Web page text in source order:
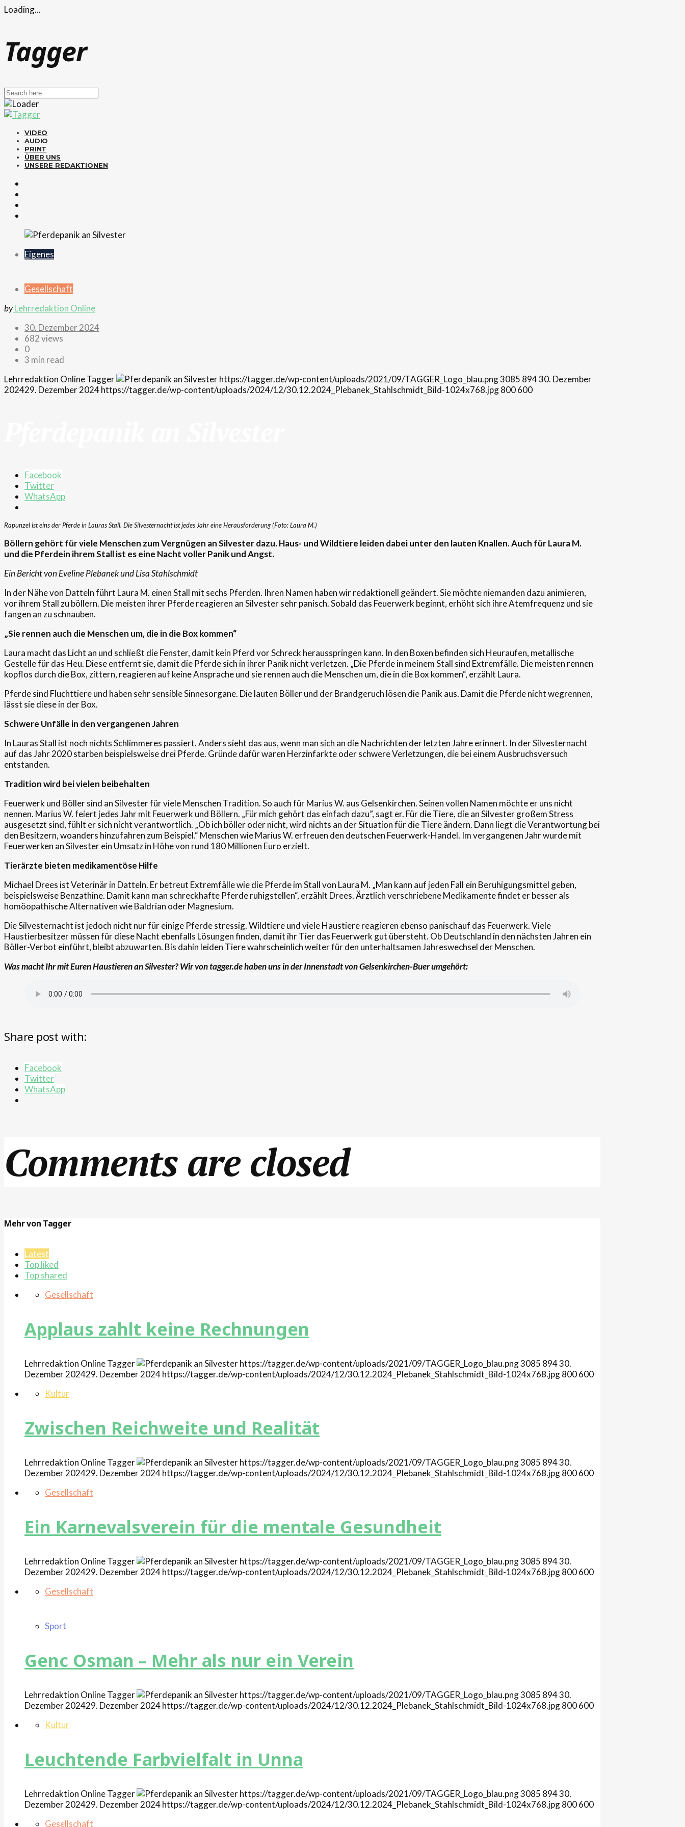
Loading...
Tagger
VIDEO
AUDIO
PRINT
ÜBER UNS
UNSERE REDAKTIONEN
Eigenes
Gesellschaft
byLehrredaktion Online
30. Dezember 2024
682 views
0
3 min read
Lehrredaktion OnlineTagger https://tagger.de/wp-content/uploads/2021/09/TAGGER_Logo_blau.png3085 89430. Dezember
202429. Dezember 2024https://tagger.de/wp-content/uploads/2024/12/30.12.2024_Plebanek_Stahlschmidt_Bild-1024x768.jpg800600
Facebook
Twitter
WhatsApp
Rapunzel ist eins der Pferde in Lauras Stall. Die Silvesternacht ist jedes Jahr eine Herausforderung (Foto: Laura M.)
Böllern gehört für viele Menschen zum Vergnügen anSilvester dazu. Haus- und Wildtiere leiden dabei unter den lauten Knallen. Auch für Laura M.
und die Pferdein ihremStallist es eine Nacht voller Panik und Angst.
Ein Bericht von EvelinePlebanek und Lisa Stahlschmidt
In der Nähe von Datteln führt Laura M. einen Stall mit sechs Pferden. Ihren Namen haben wir redaktionell geändert. Sie möchte niemanden dazu animieren,
vor ihrem Stall zu böllern. Die meisten ihrer Pferde reagieren an Silvester sehr panisch. Sobald das Feuerwerk beginnt, erhöht sich ihre Atemfrequenz und sie
fangen an zu schnauben.
„Sie rennen auch die Menschen um, die in die Box kommen“
Laura macht das Licht an und schließt die Fenster, damit kein Pferd vor Schreck herausspringen kann. In den Boxen befinden sich Heuraufen, metallische
Gestelle für das Heu. Diese entfernt sie, damit die Pferde sich in ihrer Panik nicht verletzen. „Die Pferde in meinem Stall sind Extremfälle. Die meisten rennen
kopflos durch die Box, zittern, reagieren auf keine Ansprache und sie rennen auch die Menschen um, die in die Box kommen“, erzählt Laura.
Pferde sind Fluchttiere und haben sehr sensible Sinnesorgane. Die lauten Böller und der Brandgeruch lösen die Panik aus. Damit die Pferde nicht wegrennen,
lässt sie diese in der Box.
Schwere Unfälle in denvergangenenJahren
In Lauras Stall ist noch nichts Schlimmeres passiert. Anders sieht das aus, wenn man sich an die Nachrichten der letzten Jahre erinnert. In der Silvesternacht
auf das Jahr 2020 starben beispielsweise drei Pferde. Gründe dafür waren Herzinfarkte oder schwere Verletzungen, die bei einem Ausbruchsversuch
entstanden.
Tradition wird bei vielen beibehalten
Feuerwerk und Böller sind an Silvester für viele Menschen Tradition. So auch für Marius W. aus Gelsenkirchen. Seinen vollen Namen möchte er uns nicht
nennen. Marius W. feiert jedes Jahr mit Feuerwerk und Böllern. „Für mich gehört das einfach dazu”, sagt er. Für die Tiere, die an Silvester großem Stress
ausgesetzt sind, fühlt er sich nicht verantwortlich. „Ob ich böller oder nicht, wird nichts an der Situation für die Tiere ändern. Dann liegt die Verantwortung bei
den Besitzern, woanders hinzufahren zum Beispiel.“ Menschen wie Marius W. erfreuen den deutschen Feuerwerk-Handel. Im vergangenen Jahr wurde mit
Feuerwerken an Silvester ein Umsatz in Höhe von rund 180 Millionen Euro erzielt.
Tierärzte bieten medikamentöse Hilfe
Michael Drees ist Veterinär in Datteln. Er betreut Extremfälle wie die Pferde im Stall von Laura M. „Man kann auf jeden Fall ein Beruhigungsmittel geben,
beispielsweise Benzathine. Damit kann man schreckhafte Pferde ruhigstellen“, erzählt Drees. Ärztlich verschriebene Medikamente findet er besser als
homöopathische Alternativen wie Baldrian oder Magnesium.
Die Silvesternacht ist jedoch nicht nur für einige Pferde stressig. Wildtiere und viele Haustiere reagieren ebenso panischauf das Feuerwerk. Viele
Haustierbesitzer müssen für diese Nacht ebenfalls Lösungen finden, damit ihr Tier das Feuerwerk gut übersteht. Ob Deutschland in den nächsten Jahren ein
Böller-Verbot einführt, bleibt abzuwarten. Bis dahin leiden Tiere wahrscheinlich weiter für den unterhaltsamen Jahreswechsel der Menschen.
Was macht Ihr mit Euren Haustieren an Silvester? Wir von tagger.de haben uns in der Innenstadt von Gelsenkirchen-Buer umgehört:
Share post with:
Facebook
Twitter
WhatsApp
Comments are closed
Mehr von Tagger
Latest
Top liked
Top shared
Gesellschaft
Applaus zahlt keine Rechnungen
Lehrredaktion OnlineTagger https://tagger.de/wp-content/uploads/2021/09/TAGGER_Logo_blau.png3085 89430.
Dezember 202429. Dezember 2024https://tagger.de/wp-content/uploads/2024/12/30.12.2024_Plebanek_Stahlschmidt_Bild-1024x768.jpg800600
Kultur
Zwischen Reichweite und Realität
Lehrredaktion OnlineTagger https://tagger.de/wp-content/uploads/2021/09/TAGGER_Logo_blau.png3085 89430.
Dezember 202429. Dezember 2024https://tagger.de/wp-content/uploads/2024/12/30.12.2024_Plebanek_Stahlschmidt_Bild-1024x768.jpg800600
Gesellschaft
Ein Karnevalsverein für die mentale Gesundheit
Lehrredaktion OnlineTagger https://tagger.de/wp-content/uploads/2021/09/TAGGER_Logo_blau.png3085 89430.
Dezember 202429. Dezember 2024https://tagger.de/wp-content/uploads/2024/12/30.12.2024_Plebanek_Stahlschmidt_Bild-1024x768.jpg800600
Gesellschaft
Sport
Genc Osman – Mehr als nur ein Verein
Lehrredaktion OnlineTagger https://tagger.de/wp-content/uploads/2021/09/TAGGER_Logo_blau.png3085 89430.
Dezember 202429. Dezember 2024https://tagger.de/wp-content/uploads/2024/12/30.12.2024_Plebanek_Stahlschmidt_Bild-1024x768.jpg800600
Kultur
Leuchtende Farbvielfalt in Unna
Lehrredaktion OnlineTagger https://tagger.de/wp-content/uploads/2021/09/TAGGER_Logo_blau.png3085 89430.
Dezember 202429. Dezember 2024https://tagger.de/wp-content/uploads/2024/12/30.12.2024_Plebanek_Stahlschmidt_Bild-1024x768.jpg800600
Gesellschaft